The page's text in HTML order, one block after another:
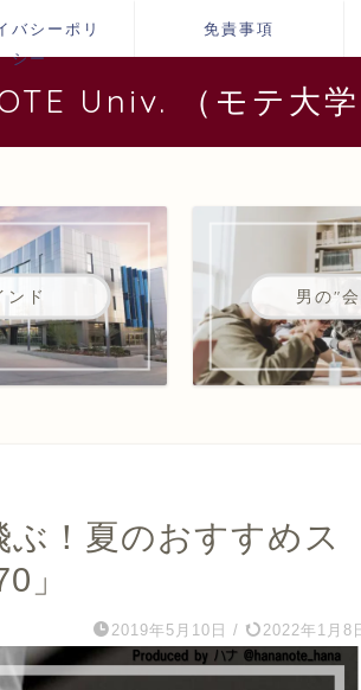
バシーポリ
シー
免責事項
Univ. （モテ大学
ンド 男の"
ぶ！夏のおすすめス
」
2019年5月10日 / 2022年1月8